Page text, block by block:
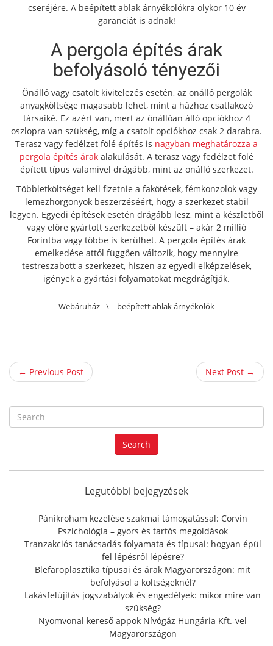
cseréjére. A beépített ablak árnyékolókra olykor 10 év
garanciát is adnak!
A pergola építés árak
befolyásoló tényezői
Önálló vagy csatolt kivitelezés esetén, az önálló pergolák
anyagköltsége magasabb lehet, mint a házhoz csatlakozó
társaiké. Ez azért van, mert az önállóan álló opciókhoz 4
oszlopra van szükség, míg a csatolt opciókhoz csak 2 darabra.
Terasz vagy fedélzet fölé építés is nagyban meghatározza a
pergola építés árak alakulását. A terasz vagy fedélzet fölé
épített típus valamivel drágább, mint az önálló szerkezet.
Többletköltséget kell fizetnie a fakötések, fémkonzolok vagy
lemezhorgonyok beszerzéséért, hogy a szerkezet stabil
legyen. Egyedi építések esetén drágább lesz, mint a készletből
vagy előre gyártott szerkezetből készült – akár 2 millió
Forintba vagy többe is kerülhet. A pergola építés árak
emelkedése attól függően változik, hogy mennyire
testreszabott a szerkezet, hiszen az egyedi elképzelések,
igények a gyártási folyamatokat megdrágítják.
Webáruház \ beépített ablak árnyékolók
← Previous Post Next Post →
e
a
r
f
r
:
Search
Legutóbbi bejegyzések
Pánikroham kezelése szakmai támogatással: Corvin
Pszichológia – gyors és tartós megoldások
Tranzakciós tanácsadás folyamata és típusai: hogyan épül
fel lépésről lépésre?
Blefaroplasztika típusai és árak Magyarországon: mit
befolyásol a költségeknél?
Lakásfelújítás jogszabályok és engedélyek: mikor mire van
szükség?
Nyomvonal kereső appok Nívógáz Hungária Kft.-vel
Magyarországon